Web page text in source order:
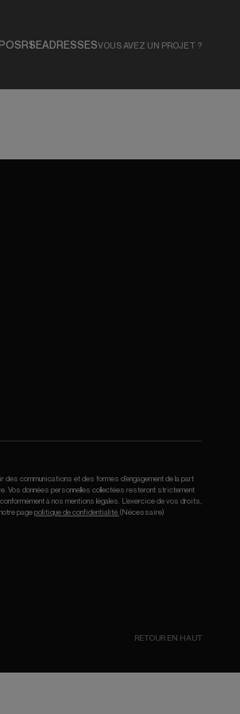
RSEADRESSESVOUS AVEZ UN PROJET ?
communications et des formes d’engagement de la part
Vos données personnelles collectées resteront strictement
à nos mentions légales. L’exercice de vos droits,
pagepolitique de confidentialité.(Nécessaire)
RETOUR EN HAUT